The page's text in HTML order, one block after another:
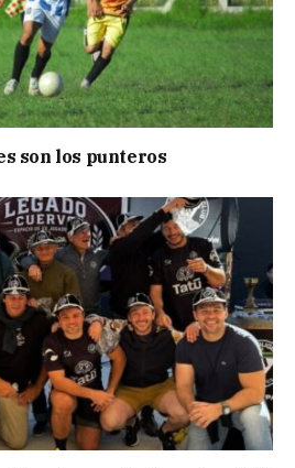
son los punteros